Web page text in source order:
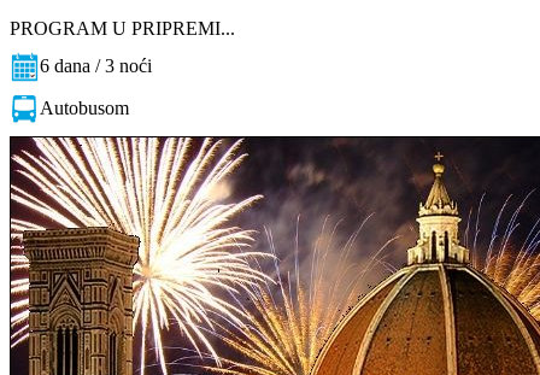
PROGRAM U PRIPREMI...
6 dana / 3 noći
Autobusom